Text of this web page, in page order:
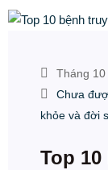
Tháng
Chưa
khỏe và đời
Top